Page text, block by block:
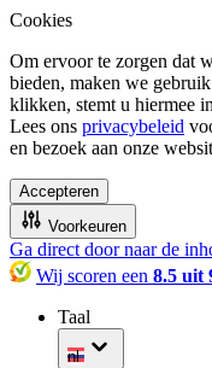
Cookies
Om ervoor te zorgen dat
bieden, maken we
klikken, stemt u hiermee
Lees ons privacybeleid
en bezoek aan onze
Accepteren
Voorkeuren
Ga direct door naar de
Wij scoren een 8.5 uit
Taal
nl